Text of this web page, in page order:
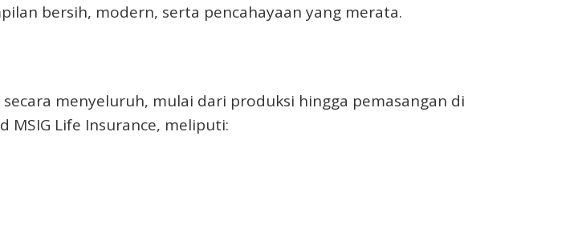
bersih, modern, serta pencahayaan yang merata.
menyeluruh, mulai dari produksi hingga pemasangan di
MSIG Life Insurance, meliputi: